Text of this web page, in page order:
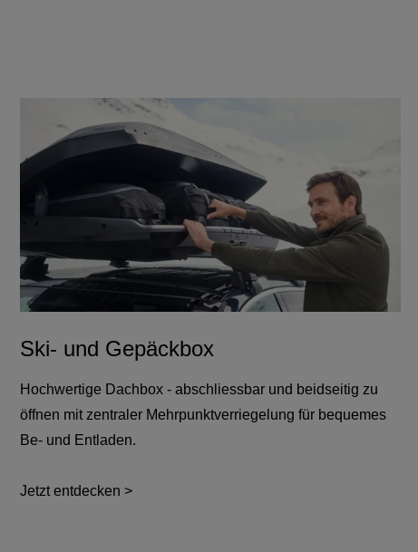
Ski- und Gepäckbox
Hochwertige Dachbox - abschliessbar und beidseitig zu
öffnen mit zentraler Mehrpunktverriegelung für bequemes
Be- und Entladen.
Jetzt entdecken >